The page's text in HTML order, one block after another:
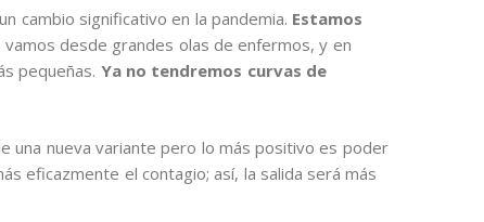
cambio significativo en la pandemia. Estamos
desde grandes olas de enfermos, y en
pequeñas. Ya no tendremos curvas de
una nueva variante pero lo más positivo es poder
eficazmente el contagio; así, la salida será más